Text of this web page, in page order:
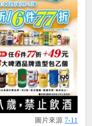
圖片來源 7-11